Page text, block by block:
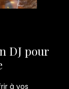
DJ pour
à vos